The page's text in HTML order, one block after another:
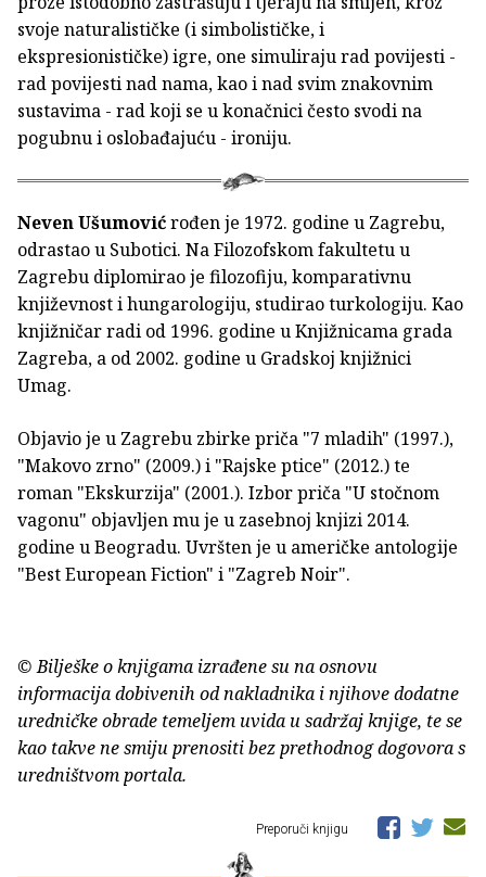
svoje naturalističke (i simbolističke, i
ekspresionističke) igre, one simuliraju rad povijesti -
rad povijesti nad nama, kao i nad svim znakovnim
sustavima - rad koji se u konačnici često svodi na
pogubnu i oslobađajuću - ironiju.
Neven Ušumovićrođen je 1972. godine u Zagrebu,
odrastao u Subotici. Na Filozofskom fakultetu u
Zagrebu diplomirao je filozofiju, komparativnu
književnost i hungarologiju, studirao turkologiju. Kao
knjižničar radi od 1996. godine u Knjižnicama grada
Zagreba, a od 2002. godine u Gradskoj knjižnici
Umag.
Objavio je u Zagrebu zbirke priča "7 mladih" (1997.),
"Makovo zrno" (2009.) i "Rajske ptice" (2012.) te
roman "Ekskurzija" (2001.). Izbor priča "U stočnom
vagonu" objavljen mu je u zasebnoj knjizi 2014.
godine u Beogradu. Uvršten je u američke antologije
"Best European Fiction" i "Zagreb Noir".
© Bilješke o knjigama izrađene su na osnovu
informacija dobivenih od nakladnika i njihove dodatne
uredničke obrade temeljem uvida u sadržaj knjige, te se
kao takve ne smiju prenositi bez prethodnog dogovora s
uredništvom portala.
Preporuči knjigu